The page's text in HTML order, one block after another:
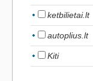
ketbilietai.lt
autoplius.lt
Kiti